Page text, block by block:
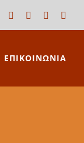
Facebook LinkedInYouTube
ΕΠΙΚΟΙΝΩΝΙΑ